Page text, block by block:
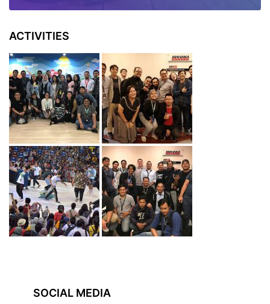
ACTIVITIES
SOCIAL MEDIA